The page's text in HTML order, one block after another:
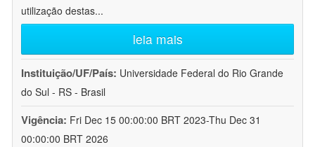
utilização destas...
leia mais
Instituição/UF/País: Universidade Federal do Rio Grande
do Sul - RS - Brasil
Vigência: Fri Dec 15 00:00:00 BRT 2023-Thu Dec 31
00:00:00 BRT 2026